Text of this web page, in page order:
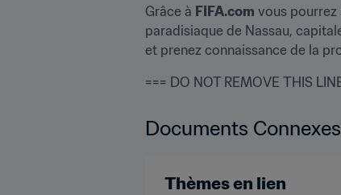
Grâce à FIFA.com vous pourrez
paradisiaque de Nassau,
et prenez connaissance de la
=== DO NOT REMOVE THIS
Documents Connexes
Thèmes en lien